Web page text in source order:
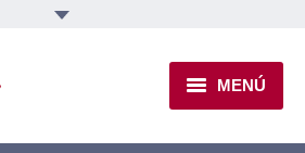
MENÚ
INSTITUCIONAL